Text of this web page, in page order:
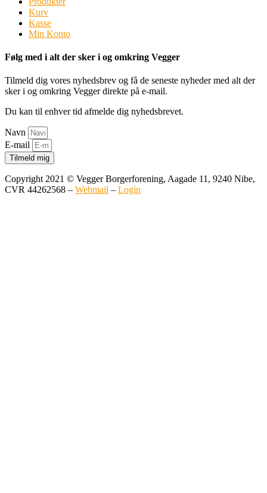
Kurv
Kasse
Min Konto
Følg med i alt der sker i og omkring Vegger
Tilmeld dig vores nyhedsbrev og få de seneste nyheder med alt der
sker i og omkring Vegger direkte på e-mail.
Du kan til enhver tid afmelde dig nyhedsbrevet.
Navn
E-mail
Tilmeld mig
Copyright 2021 © Vegger Borgerforening, Aagade 11, 9240 Nibe,
CVR 44262568 – Webmail – Login